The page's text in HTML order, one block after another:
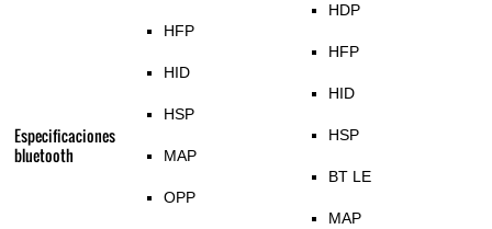
Especificaciones
bluetooth
HFP
HID
HSP
MAP
OPP
HDP
HFP
HID
HSP
BT LE
MAP